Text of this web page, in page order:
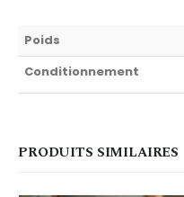
Poids
Conditionnement
PRODUITS SIMILAIRES